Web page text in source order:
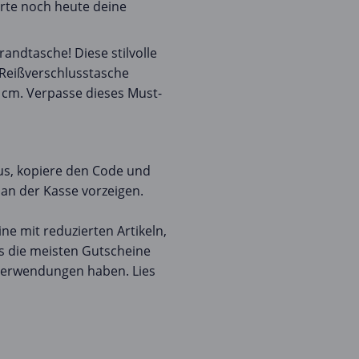
noch heute deine
Diese stilvolle
Verpasse dieses Must-
kopiere den Code und
der Kasse vorzeigen.
mit reduzierten Artikeln,
die meisten Gutscheine
haben. Lies